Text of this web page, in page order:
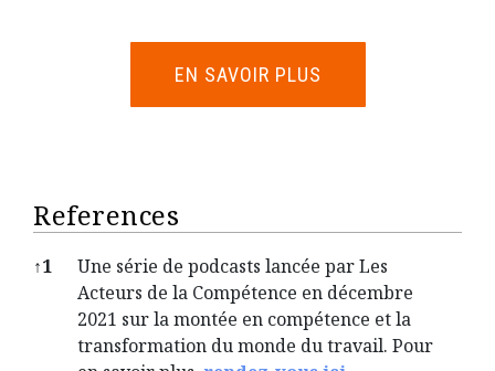
EN SAVOIR PLUS
References
↑1
Une série de podcasts lancée par Les
Acteurs de la Compétence en décembre
2021 sur la montée en compétence et la
transformation du monde du travail. Pour